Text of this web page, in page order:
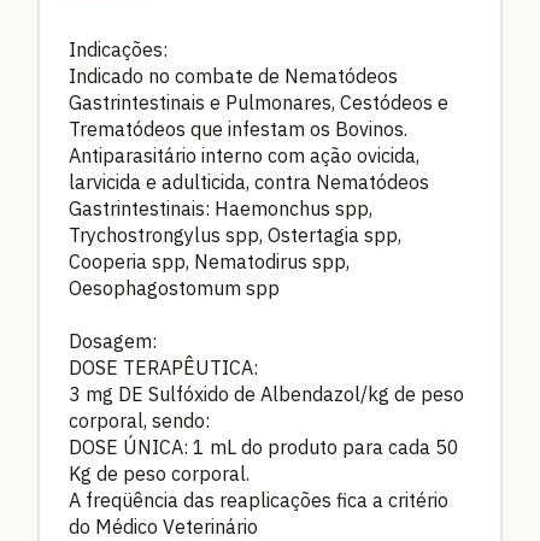
Indicações:
Indicado no combate de Nematódeos
Gastrintestinais e Pulmonares, Cestódeos e
Trematódeos que infestam os Bovinos.
Antiparasitário interno com ação ovicida,
larvicida e adulticida, contra Nematódeos
Gastrintestinais: Haemonchus spp,
Trychostrongylus spp, Ostertagia spp,
Cooperia spp, Nematodirus spp,
Oesophagostomum spp
Dosagem:
DOSE TERAPÊUTICA:
3 mg DE Sulfóxido de Albendazol/kg de peso
corporal, sendo:
DOSE ÚNICA: 1 mL do produto para cada 50
Kg de peso corporal.
A freqüência das reaplicações fica a critério
do Médico Veterinário